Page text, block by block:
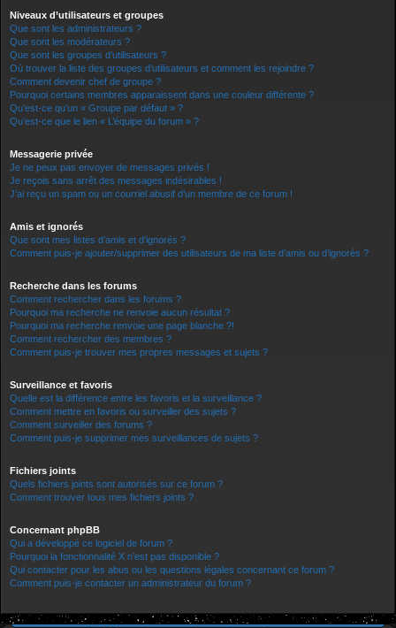
Niveaux d’utilisateurs et groupes
Que sont les administrateurs ?
Que sont les modérateurs ?
Que sont les groupes d’utilisateurs ?
Où trouver la liste des groupes d’utilisateurs et comment les rejoindre ?
Comment devenir chef de groupe ?
Pourquoi certains membres apparaissent dans une couleur différente ?
Qu’est-ce qu’un « Groupe par défaut » ?
Qu’est-ce que le lien « L’équipe du forum » ?
Messagerie privée
Je ne peux pas envoyer de messages privés !
Je reçois sans arrêt des messages indésirables !
J’ai reçu un spam ou un courriel abusif d’un membre de ce forum !
Amis et ignorés
Que sont mes listes d’amis et d’ignorés ?
Comment puis-je ajouter/supprimer des utilisateurs de ma liste d’amis ou d’ignorés ?
Recherche dans les forums
Comment rechercher dans les forums ?
Pourquoi ma recherche ne renvoie aucun résultat ?
Pourquoi ma recherche renvoie une page blanche ?!
Comment rechercher des membres ?
Comment puis-je trouver mes propres messages et sujets ?
Surveillance et favoris
Quelle est la différence entre les favoris et la surveillance ?
Comment mettre en favoris ou surveiller des sujets ?
Comment surveiller des forums ?
Comment puis-je supprimer mes surveillances de sujets ?
Fichiers joints
Quels fichiers joints sont autorisés sur ce forum ?
Comment trouver tous mes fichiers joints ?
Concernant phpBB
Qui a développé ce logiciel de forum ?
Pourquoi la fonctionnalité X n’est pas disponible ?
Qui contacter pour les abus ou les questions légales concernant ce forum ?
Comment puis-je contacter un administrateur du forum ?